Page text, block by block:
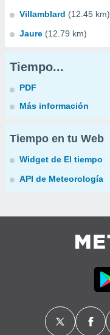
Villamblard (12.45 km)
Jaure (12.79 km)
Tiempo...
PDF
Más información
Tiempo en tu Web
Widget de El tiempo
API de Meteorología